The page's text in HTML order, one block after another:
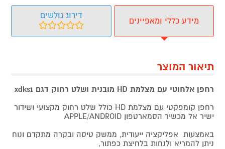
מידע כללי ומאפיינים
דירוג גולשים
תיאור המוצר
רחפן אלחוטי עם מצלמת HD מובנית ושלט רחוק דגם xdks1
רחפן קומפקטי עם מצלמת HD כולל שלט רחוק מקצועי ושידור
ישיר אל מכשיר הסמארטפון APPLE/ANDROID
באמצעות אפליקציה ייעודית, ממשק טיסה ובקרה מתקדם ונוח
ניתן להמריא ולנחות בלחיצת כפתור,